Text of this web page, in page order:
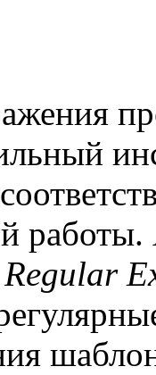
работы.
Regular